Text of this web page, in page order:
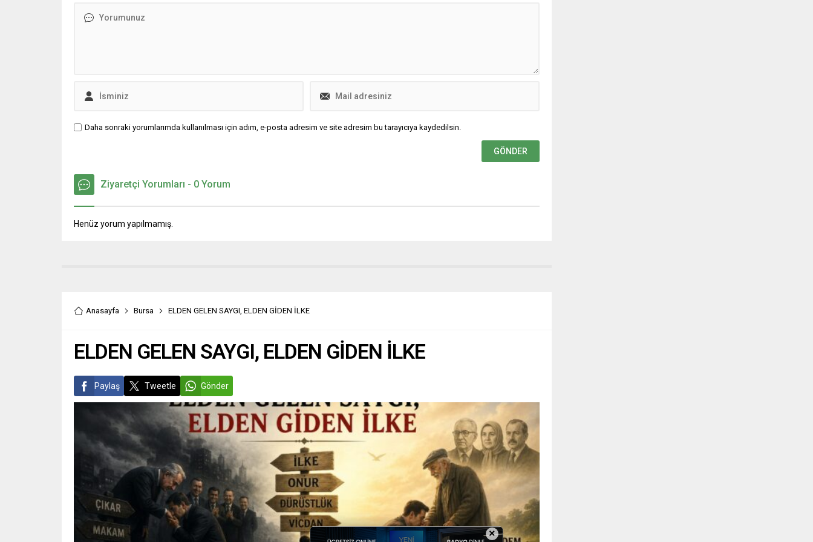
hareketini eleştirerek, Akyüz’ü
Daha sonraki yorumlarımda kullanılması için adım, e-posta adresim ve site adresim bu tarayıcıya kaydedilsin.
Ziyaretçi Yorumları - 0 Yorum
Henüz yorum yapılmamış.
Anasayfa Bursa ELDEN GELEN SAYGI, ELDEN GİDEN İLKE
ELDEN GELEN SAYGI, ELDEN GİDEN İLKE
Paylaş Tweetle Gönder
×